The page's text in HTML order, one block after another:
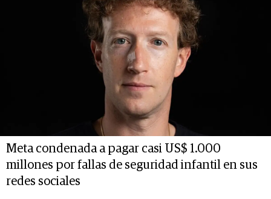
Meta condenada a pagar casi US$ 1.000
millones por fallas de seguridad infantil en sus
redes sociales